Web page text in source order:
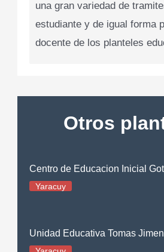
una gran variedad de
estudiante y de igual forma
docente de los planteles
Otros
Centro de Educacion Inicial
Yaracuy
Unidad Educativa Tomas